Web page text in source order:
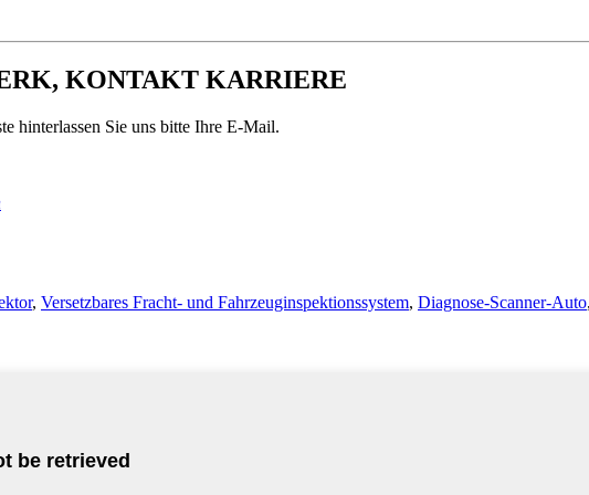
KONTAKT KARRIERE
hinterlassen Sie uns bitte Ihre E-Mail.
, Versetzbares Fracht- und Fahrzeuginspektionssystem, Diagnose-Scanner-Auto,